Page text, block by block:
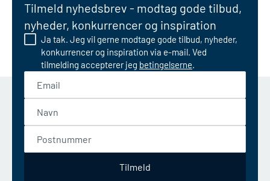
Tilmeld nyhedsbrev - modtag gode tilbud,
nyheder, konkurrencer og inspiration
Ja tak. Jeg vil gerne modtage gode tilbud, nyheder,
konkurrencer og inspiration via e-mail. Ved
tilmelding accepterer jeg betingelserne.
Tilmeld